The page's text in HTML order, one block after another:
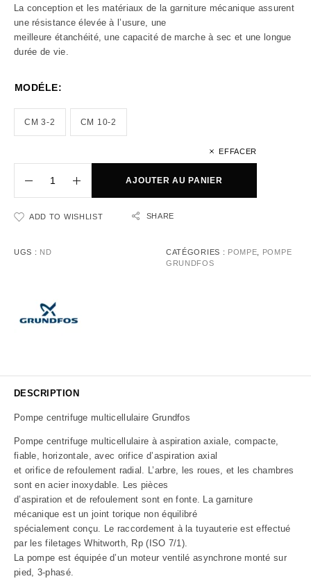
La conception et les matériaux de la garniture mécanique assurent
une résistance élevée à l’usure, une
meilleure étanchéité, une capacité de marche à sec et une longue
durée de vie.
MODÉLE:
CM 3-2 CM 10-2
EFFACER
AJOUTER AU PANIER
ADD TO WISHLIST SHARE
UGS : ND CATÉGORIES : POMPE
POMPE
GRUNDFOS
DESCRIPTION
Pompe centrifuge multicellulaire Grundfos
Pompe centrifuge multicellulaire à aspiration axiale, compacte,
fiable, horizontale, avec orifice d’aspiration axial
et orifice de refoulement radial. L’arbre, les roues, et les chambres
sont en acier inoxydable. Les pièces
d’aspiration et de refoulement sont en fonte. La garniture
mécanique est un joint torique non équilibré
spécialement conçu. Le raccordement à la tuyauterie est effectué
par les filetages Whitworth, Rp (ISO 7/1).
La pompe est équipée d’un moteur ventilé asynchrone monté sur
pied, 3-phasé.